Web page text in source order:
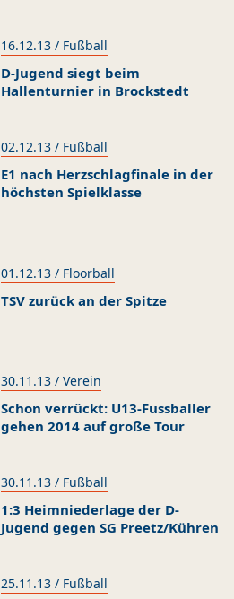
16.12.13 / Fußball
D-Jugend siegt beim
Hallenturnier in Brockstedt
02.12.13 / Fußball
E1 nach Herzschlagfinale in der
höchsten Spielklasse
01.12.13 / Floorball
TSV zurück an der Spitze
30.11.13 / Verein
Schon verrückt: U13-Fussballer
gehen 2014 auf große Tour
30.11.13 / Fußball
1:3 Heimniederlage der D-
Jugend gegen SG Preetz/Kühren
25.11.13 / Fußball